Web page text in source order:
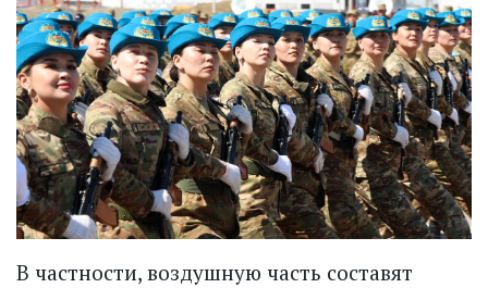
В частности, воздушную часть составят